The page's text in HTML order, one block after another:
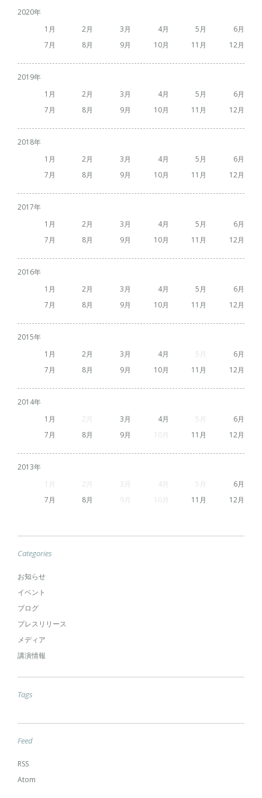
2020
1
2 3 4 5
6
7
8 9 10 11 12
2019
1
2 3 4 5
6
7
8 9 10 11 12
2018
1
2 3 4 5
6
7
8 9 10 11 12
2017
1
2 3 4 5
6
7
8 9 10 11 12
2016
1
2 3 4 5
6
7
8 9 10 11 12
2015
1
2 3 4 5
6
7
8 9 10 11 12
2014
1
2 3 4 5
6
7
8 9 10 11 12
2013
1
2 3 4 5
6
7
8 9 10 11 12
Categories
お知らせ
イベント
ブログ
プレスリリース
メディア
講演情報
Tags
Feed
RSS
Atom